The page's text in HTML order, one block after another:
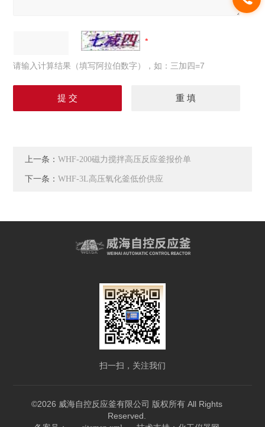
请输入计算结果（填写阿拉伯数字），如：三加四=7
上一条：WHF-200磁力搅拌高压反应釜报价单
下一条：WHF-3L高压氧化釜低价供应
扫一扫，关注我们
©2026 威海自控反应釜有限公司 版权所有 All Rights
Reserved.